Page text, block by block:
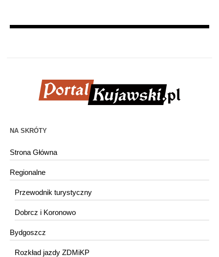
NA SKRÓTY
Strona Główna
Regionalne
Przewodnik turystyczny
Dobrcz i Koronowo
Bydgoszcz
Rozkład jazdy ZDMiKP